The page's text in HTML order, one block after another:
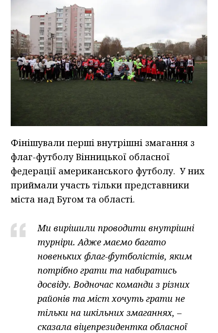
Фінішували перші внутрішні змагання з
флаг-футболу Вінницької обласної
федерації американського футболу. У них
приймали участь тільки представники
міста над Бугом та області.
Ми вирішили проводити внутрішні
турніри. Адже маємо багато
новеньких флаг-футболістів, яким
потрібно грати та набиратись
досвіду. Водночас команди з різних
районів та міст хочуть грати не
тільки на шкільних змаганнях, –
сказала віцепрезидентка обласної